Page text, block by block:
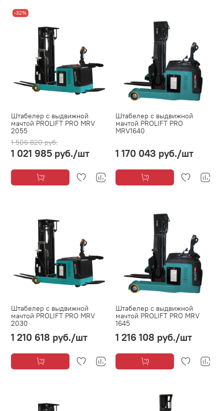
-32%
Штабелер с выдвижной
мачтой PROLIFT PRO MRV
2055
1 506 820 руб.
1 021 985 руб./шт
Штабелер с выдвижной
мачтой PROLIFT PRO
MRV1640
1 170 043 руб./шт
Штабелер с выдвижной
мачтой PROLIFT PRO MRV
2030
1 210 618 руб./шт
Штабелер с выдвижной
мачтой PROLIFT PRO MRV
1645
1 216 108 руб./шт